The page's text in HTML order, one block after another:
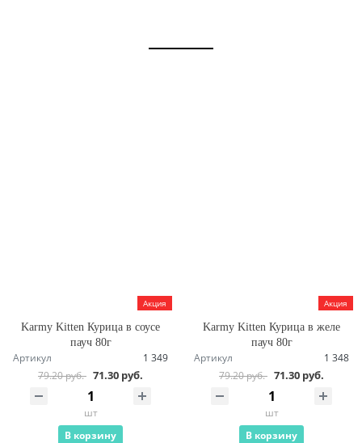
Акция
Karmy Kitten Курица в соусе
пауч 80г
Артикул
1 349
79.20 руб. 71.30 руб.
шт
В корзину
Акция
Karmy Kitten Курица в желе
пауч 80г
Артикул
1 348
79.20 руб. 71.30 руб.
шт
В корзину